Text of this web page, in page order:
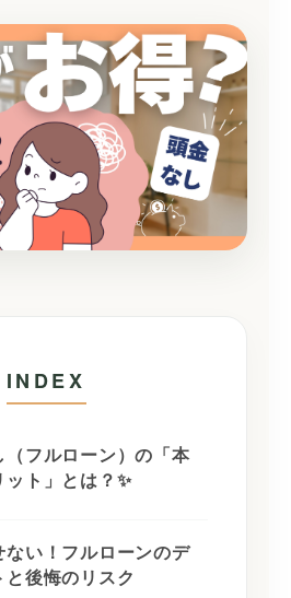
INDEX
（フルローン）の「本
ット」とは？✨
ない！フルローンのデ
と後悔のリスク